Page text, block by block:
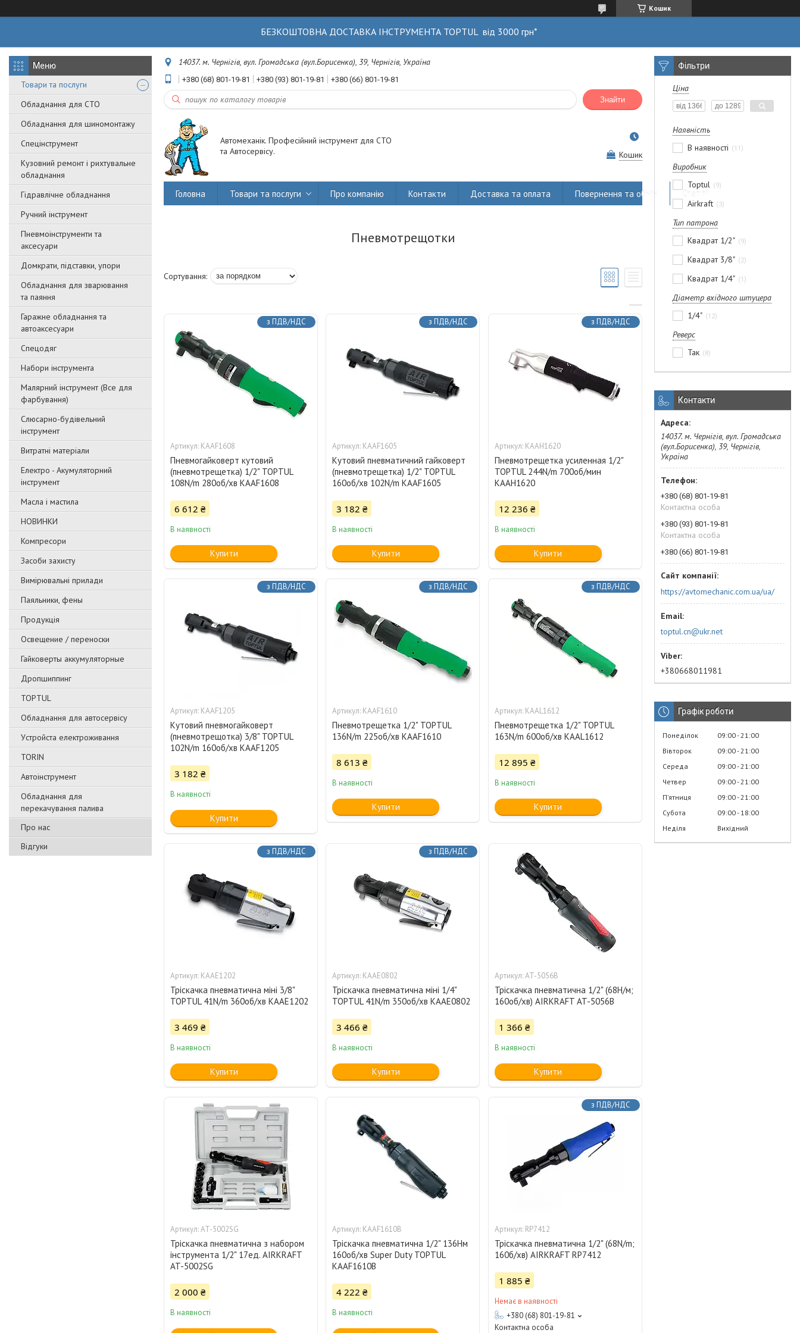
Кошик
БЕЗКОШТОВНА ДОСТАВКА ІНСТРУМЕНТА TOPTUL від 3000 грн*
Товари та послуги
Обладнання для СТО
Обладнання для шиномонтажу
Спецінструмент
Кузовний ремонт і рихтувальне
обладнання
Гідравлічне обладнання
Ручний інструмент
Пневмоінструменти та
аксесуари
Домкрати, підставки, упори
Обладнання для зварювання
та паяння
Гаражне обладнання та
автоаксесуари
Спецодяг
Набори інструмента
Малярний інструмент (Все для
фарбування)
Слюсарно-будівельний
інструмент
Витратні матеріали
Електро - Акумуляторний
інструмент
Масла і мастила
НОВИНКИ
Компресори
Засоби захисту
Вимірювальні прилади
Паяльники, фены
Продукція
Освещение / переноски
Гайковерты аккумуляторные
Дропшиппинг
TOPTUL
Обладнання для автосервісу
Уcтpoйстa елeктpoживання
TORIN
Автоінструмент
Обладнання для
перекачування палива
Про нас
Відгуки
14037. м. Чернігів, вул. Громадська (вул.Борисенка), 39, Чернігів, Україна
+380 (68) 801-19-81 +380 (93) 801-19-81 +380 (66) 801-19-81
Знайти
Автомеханік. Професійний інструмент для СТО
та Автосервісу.
Кошик
Головна Товари та послуги Про компанію Контакти Доставка та оплата Повернення та обмін Статті
Пневмотрещотки
з ПДВ/НДС
KAAF1608
Пневмогайковерт кутовий
(пневмотрещетка) 1/2" TOPTUL
108N/m 280об/хв KAAF1608
6 612 ₴
В наявності
Купити
з ПДВ/НДС
KAAF1605
Кутовий пневматичний гайковерт
(пневмотрещетка) 1/2" TOPTUL
160об/хв 102N/m KAAF1605
3 182 ₴
В наявності
Купити
з ПДВ/НДС
KAAH1620
Пневмотрещетка усиленная 1/2"
TOPTUL 244N/m 700об/мин
KAAH1620
12 236 ₴
В наявності
Купити
з ПДВ/НДС
KAAF1205
Кутовий пневмогайковерт
(пневмотрещотка) 3/8" TOPTUL
102N/m 160об/хв KAAF1205
3 182 ₴
В наявності
Купити
з ПДВ/НДС
KAAF1610
Пневмотрещетка 1/2" TOPTUL
136N/m 225об/хв KAAF1610
8 613 ₴
В наявності
Купити
з ПДВ/НДС
KAAL1612
Пневмотрещетка 1/2" TOPTUL
163N/m 600об/хв KAAL1612
12 895 ₴
В наявності
Купити
з ПДВ/НДС
KAAE1202
Тріскачка пневматична міні 3/8"
TOPTUL 41N/m 360об/хв KAAE1202
3 469 ₴
В наявності
Купити
з ПДВ/НДС
KAAE0802
Тріскачка пневматична міні 1/4"
TOPTUL 41N/m 350об/хв KAAE0802
3 466 ₴
В наявності
Купити
AT-5056B
Тріскачка пневматична 1/2" (68Н/м;
160об/хв) AIRKRAFT AT-5056B
1 366 ₴
В наявності
Купити
AT-5002SG
Тріскачка пневматична з набором
інструмента 1/2" 17ед. AIRKRAFT
AT-5002SG
2 000 ₴
В наявності
KAAF1610B
Тріскачка пневматична 1/2" 136Нм
160об/хв Super Duty TOPTUL
KAAF1610B
4 222 ₴
В наявності
з ПДВ/НДС
RP7412
Тріскачка пневматична 1/2" (68N/m;
160б/хв) AIRKRAFT RP7412
1 885 ₴
Немає в наявності
+380 (68) 801-19-81
Контактна особа
Фільтри
Ціна
Наявність
В наявності
11
Виробник
Toptul
9
Airkraft 3
Тип патрона
Квадрат 1/2"
9
Квадрат 3/8" 2
Квадрат 1/4" 1
Діаметр вхідного штуцера
1/4"
12
Реверс
Так
8
Контакти
14037. м. Чернігів, вул. Громадська
(вул.Борисенка), 39, Чернігів,
Україна
+380 (68) 801-19-81
Контактна особа
+380 (93) 801-19-81
Контактна особа
+380 (66) 801-19-81
https://avtomechanic.com.ua/ua/
toptul.cn@ukr.net
+380668011981
Графік роботи
Понеділок 09:00 21:00
Вівторок
09:00 21:00
Середа
09:00 21:00
Четвер
09:00 21:00
Пʼятниця
09:00 21:00
Субота
09:00 18:00
Неділя
Вихідний